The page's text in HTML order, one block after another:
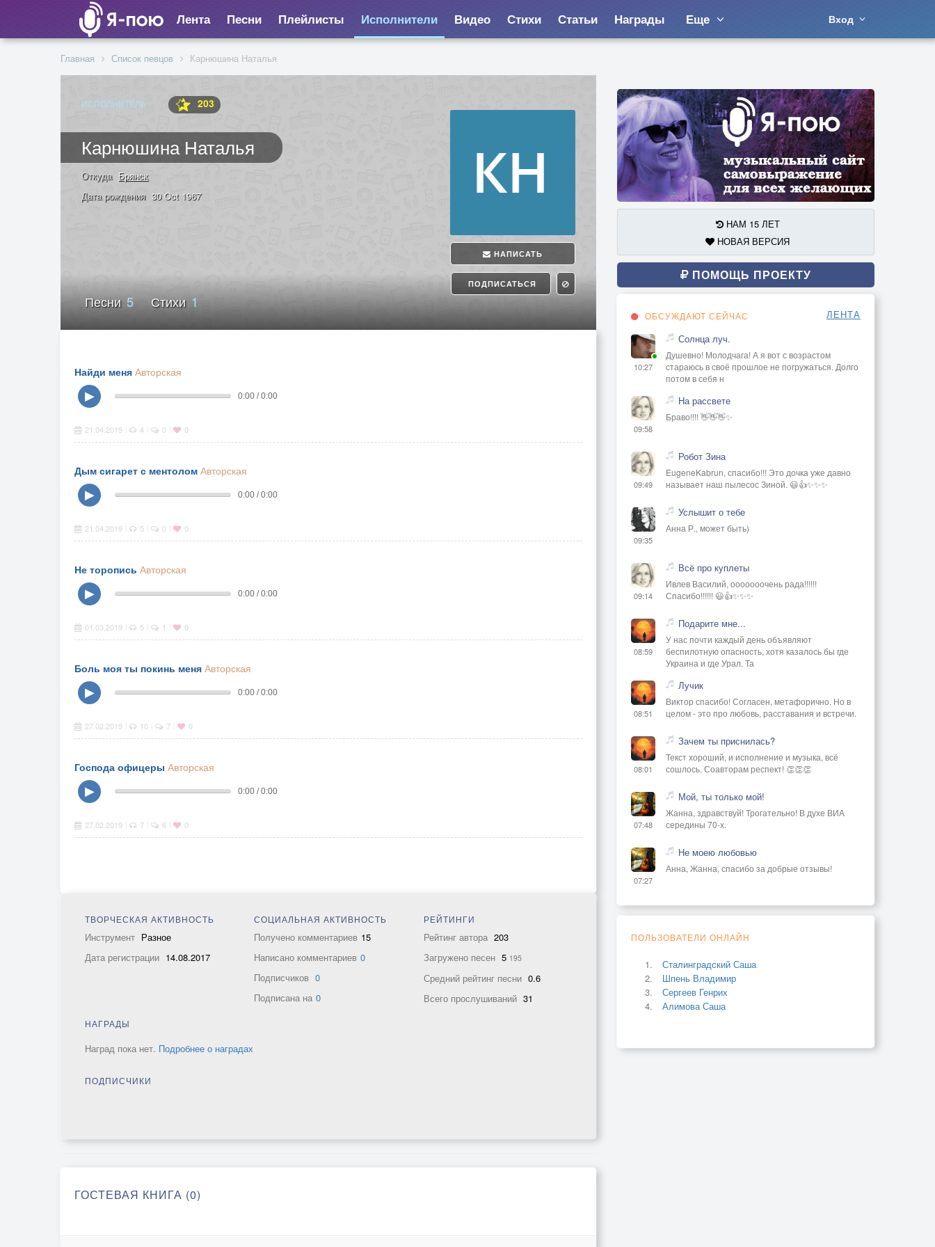
Лента Песни Плейлисты Исполнители Видео Стихи Статьи Награды Еще Вход
Главная Список певцов Карнюшина Наталья
ИСПОЛНИТЕЛЬ 203
Карнюшина Наталья
НАПИСАТЬ
ПОДПИСАТЬСЯ
Откуда Брянск
Дата рождения 30 Oct 1967
Песни5 Стихи 1
Найди меня Авторская
▶
0:00 / 0:00
21.04.2019 4 0 0
Дым сигарет с ментолом Авторская
▶
0:00 / 0:00
21.04.2019 5 0 0
Не торопись Авторская
▶
0:00 / 0:00
01.03.2019 5 1 0
Боль моя ты покинь меня Авторская
▶
0:00 / 0:00
27.02.2019 10 7 0
Господа офицеры Авторская
▶
0:00 / 0:00
27.02.2019 7 6 0
ТВОРЧЕСКАЯ АКТИВНОСТЬ
Инструмент Разное
Дата регистрации 14.08.2017
СОЦИАЛЬНАЯ АКТИВНОСТЬ
Получено комментариев 15
Написано комментариев 0
Подписчиков 0
Подписана на 0
РЕЙТИНГИ
Рейтинг автора 203
Загружено песен 5 195
Средний рейтинг песни 0.6
Всего прослушиваний 31
НАГРАДЫ
Наград пока нет. Подробнее о наградах
ПОДПИСЧИКИ
ГОСТЕВАЯ КНИГА (0)
НАМ 15 ЛЕТ
НОВАЯ ВЕРСИЯ
ПОМОЩЬ ПРОЕКТУ
ОБСУЖДАЮТ СЕЙЧАС ЛЕНТА
10:27
Солнца луч.
Душевно! Молодчага! А я вот с возрастом
стараюсь в своё прошлое не погружаться. Долго
потом в себя н
09:58
На рассвете
Браво!!!! 👋👋👋✨
09:49
Робот Зина
EugeneKabrun, спасибо!!! Это дочка уже давно
называет наш пылесос Зиной. 😃👍✨✨✨
09:35
Услышит о тебе
Анна Р., может быть)
09:14
Всё про куплеты
Ивлев Василий, ооооооочень рада!!!!!!
Спасибо!!!!!! 😃👍✨✨✨
08:59
Подарите мне...
У нас почти каждый день объявляют
беспилотную опасность, хотя казалось бы где
Украина и где Урал. Та
08:51
Лучик
Виктор спасибо! Согласен, метафорично. Но в
целом - это про любовь, расставания и встречи.
08:01
Зачем ты приснилась?
Текст хороший, и исполнение и музыка, всё
сошлось. Соавторам респект! 👏👏👏
07:48
Мой, ты только мой!
Жанна, здравствуй! Трогательно! В духе ВИА
середины 70-х.
07:27
Не моею любовью
Анна, Жанна, спасибо за добрые отзывы!
ПОЛЬЗОВАТЕЛИ ОНЛАЙН
Сталинградский Саша
Шпень Владимир
Сергеев Генрих
Алимова Саша